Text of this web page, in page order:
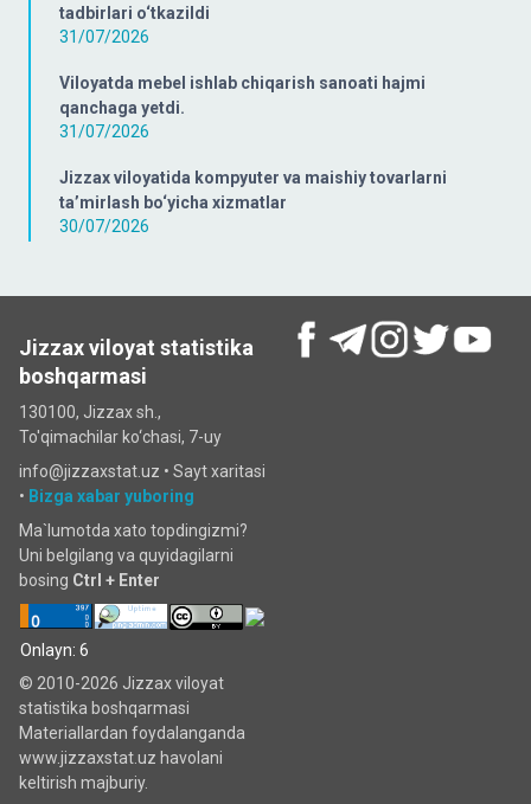
tadbirlari o‘tkazildi
31/07/2026
Viloyatda mebel ishlab chiqarish sanoati hajmi
qanchaga yetdi.
31/07/2026
Jizzax viloyatida kompyuter va maishiy tovarlarni
ta’mirlash bo‘yicha xizmatlar
30/07/2026
Jizzax viloyat statistika
boshqarmasi
130100, Jizzax sh.,
To'qimachilar ko‘chаsi, 7-uy
info@jizzaxstat.uz • Sayt xaritasi
• Bizga xabar yuboring
Ma`lumotda xato topdingizmi?
Uni belgilang va quyidagilarni
bosing Ctrl + Enter
Onlayn: 6
© 2010-2026 Jizzax viloyat
statistika boshqarmasi
Materiallardan foydalanganda
www.jizzaxstat.uz havolani
keltirish majburiy.